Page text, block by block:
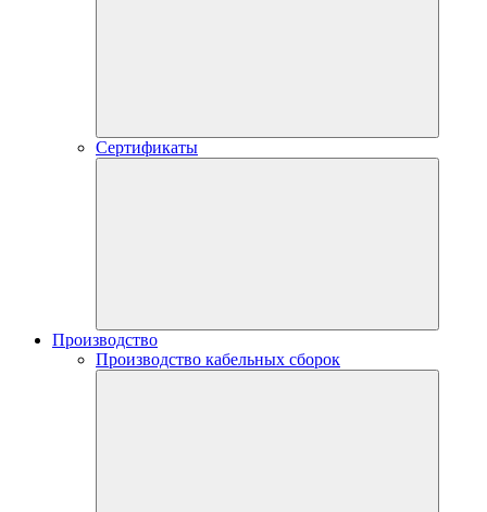
Сертификаты
Производство
Производство кабельных сборок